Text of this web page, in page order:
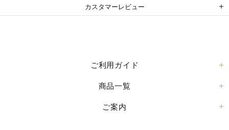
カスタマーレビュー
ご利用ガイド
商品一覧
ご案内